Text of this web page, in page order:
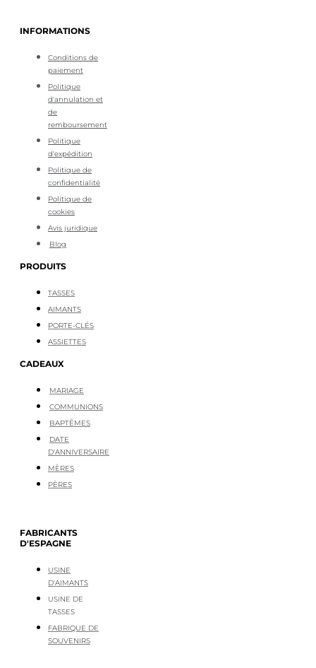
INFORMATIONS
Conditions de
paiement
Politique
d'annulation et
de
remboursement
Politique
d'expédition
Politique de
confidentialité
Politique de
cookies
Avis juridique
Blog
PRODUITS
TASSES
AIMANTS
PORTE-CLÉS
ASSIETTES
CADEAUX
MARIAGE
COMMUNIONS
BAPTÊMES
DATE
D'ANNIVERSAIRE
MÈRES
PÈRES
FABRICANTS
D'ESPAGNE
USINE
D'AIMANTS
USINE DE
TASSES
FABRIQUE DE
SOUVENIRS